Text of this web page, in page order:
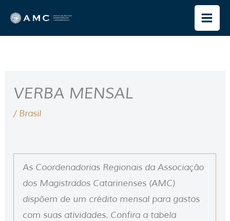
para
o
VERBA MENSAL
/ Brasil
As Coordenadorias Regionais da Associação
dos Magistrados Catarinenses (AMC)
dispõem de um crédito mensal para gastos
com suas atividades. Confira a tabela